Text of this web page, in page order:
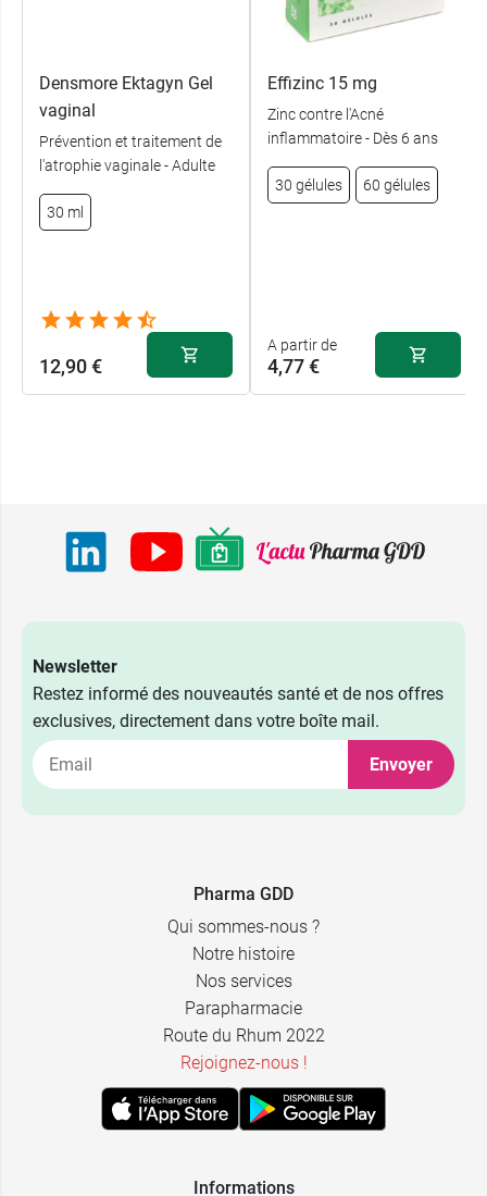
Densmore Ektagyn Gel
vaginal
Prévention et traitement de
l'atrophie vaginale - Adulte
30 ml
12,90 €
Effizinc 15 mg
Zinc contre l'Acné
inflammatoire - Dès 6 ans
30 gélules 60 gélules
A partir de
4,77 €
Newsletter
Restez informé des nouveautés santé et de nos offres
exclusives, directement dans votre boîte mail.
Envoyer
Pharma GDD
Qui sommes-nous ?
Notre histoire
Nos services
Parapharmacie
Route du Rhum 2022
Rejoignez-nous !
Informations